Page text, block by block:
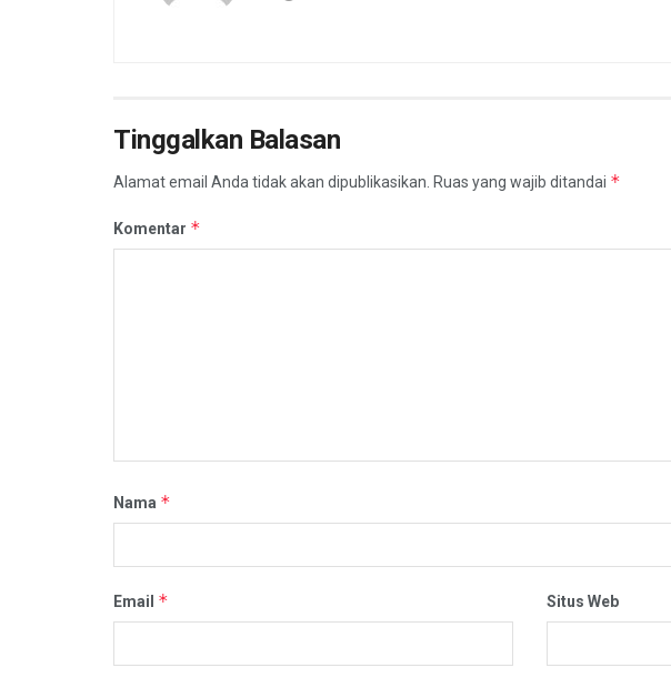
Tinggalkan Balasan
Alamat email Anda tidak akan dipublikasikan. Ruas yang wajib ditandai *
Komentar *
Nama *
Email * Situs Web